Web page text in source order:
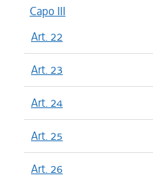
Capo III
Art. 22
Art. 23
Art. 24
Art. 25
Art. 26